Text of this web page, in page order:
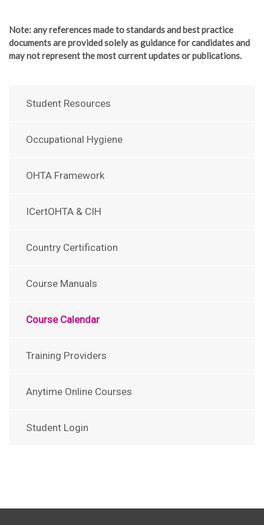
Note: any references made to standards and best practice
documents are provided solely as guidance for candidates and
may not represent the most current updates or publications.
Student Resources
Occupational Hygiene
OHTA Framework
ICertOHTA & CIH
Country Certification
Course Manuals
Course Calendar
Training Providers
Anytime Online Courses
Student Login